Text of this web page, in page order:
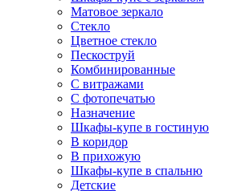
Матовое зеркало
Стекло
Цветное стекло
Пескоструй
Комбинированные
С витражами
С фотопечатью
Назначение
Шкафы-купе в гостиную
В коридор
В прихожую
Шкафы-купе в спальню
Детские